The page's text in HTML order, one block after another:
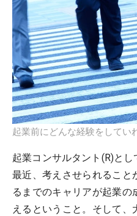
起業前にどんな経験をしてい
起業コンサルタント(R)とし
最近、考えさせられること
るまでのキャリアが起業
えるということ。そして